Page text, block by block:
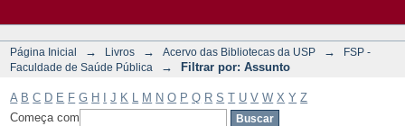
Página Inicial → Livros → Acervo das Bibliotecas da USP →
FSP -
Faculdade de Saúde Pública
→ Filtrar por: Assunto
A B C D E F G H J K M N O P Q R S T U V W X Y Z
Começa com